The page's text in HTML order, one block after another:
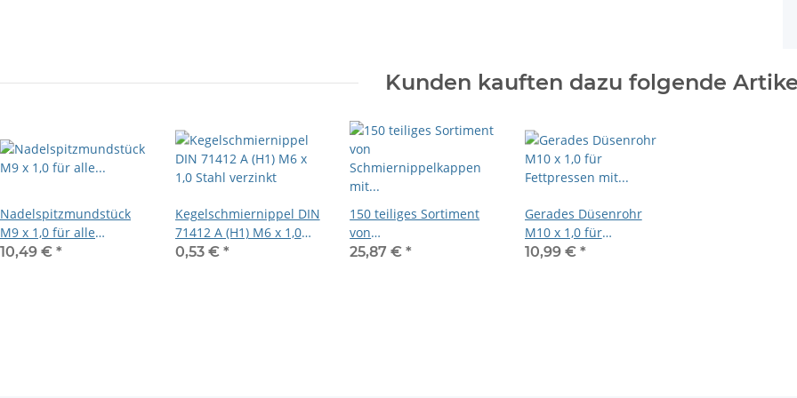
Kunden kauften dazu folgende
Nadelspitzmundstück
M9 x 1,0 für alle
Schmiernippelarten
10,49 € *
Kegelschmiernippel DIN
71412 A (H1) M6 x 1,0
Stahl verzinkt
0,53 € *
150 teiliges Sortiment
von
Schmiernippelkappen
25,87 €*
Gerades Düsenrohr
M10 x 1,0 für
Fettpressen mit
10,99 € *